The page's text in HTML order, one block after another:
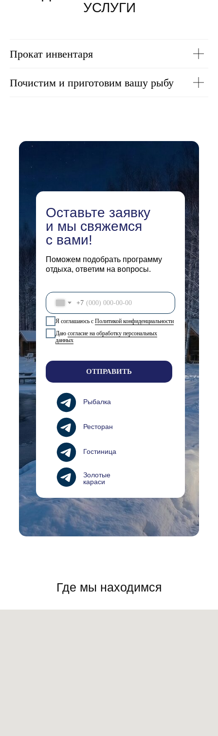
УСЛУГИ
Прокат инвентаря
Почистим и приготовим вашу рыбу
Оставьте заявку
и мы свяжемся
с вами!
Рыбалка
Ресторан
Гостиница
Золотые
караси
Поможем подобрать программу
отдыха, ответим на вопросы.
+7
Я соглашаюсь с Политикой конфиденциальности
Даю согласие на обработку персональных
данных
ОТПРАВИТЬ
Где мы находимся